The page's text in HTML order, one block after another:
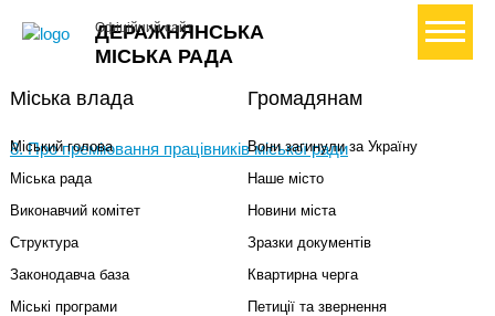
ДЕРАЖНЯНСЬКА
МІСЬКА РАДА
Офіційний сайт+ Створити петицію
8. Про преміювання працівників міської ради
Міська влада
Міський голова
Міська рада
Виконавчий комітет
Структура
Законодавча база
Міські програми
Громадянам
Вони загинули за Україну
Наше місто
Новини міста
Зразки документів
Квартирна черга
Петиції та звернення